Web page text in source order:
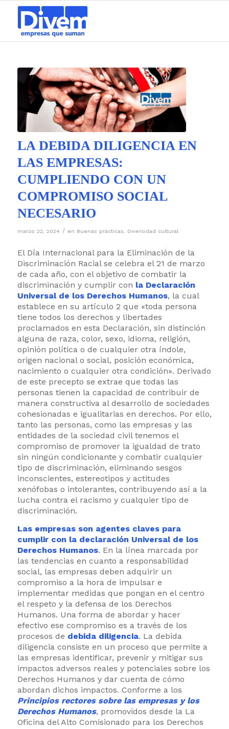
LA DEBIDA DILIGENCIA EN
LAS EMPRESAS:
CUMPLIENDO CON UN
COMPROMISO SOCIAL
NECESARIO
marzo 22, 2024 / en Buenas prácticas, Diversidad cultural
El Día Internacional para la Eliminación de la
Discriminación Racial se celebra el 21 de marzo
de cada año, con el objetivo de combatir la
discriminación y cumplir con la Declaración
Universal de los Derechos Humanos, la cual
establece en su artículo 2 que «toda persona
tiene todos los derechos y libertades
proclamados en esta Declaración, sin distinción
alguna de raza, color, sexo, idioma, religión,
opinión política o de cualquier otra índole,
origen nacional o social, posición económica,
nacimiento o cualquier otra condición». Derivado
de este precepto se extrae que todas las
personas tienen la capacidad de contribuir de
manera constructiva al desarrollo de sociedades
cohesionadas e igualitarias en derechos. Por ello,
tanto las personas, como las empresas y las
entidades de la sociedad civil tenemos el
compromiso de promover la igualdad de trato
sin ningún condicionante y combatir cualquier
tipo de discriminación, eliminando sesgos
inconscientes, estereotipos y actitudes
xenófobas o intolerantes, contribuyendo así a la
lucha contra el racismo y cualquier tipo de
discriminación.
Las empresas son agentes claves para
cumplir con la declaración Universal de los
Derechos Humanos. En la línea marcada por
las tendencias en cuanto a responsabilidad
social, las empresas deben adquirir un
compromiso a la hora de impulsar e
implementar medidas que pongan en el centro
el respeto y la defensa de los Derechos
Humanos. Una forma de abordar y hacer
efectivo ese compromiso es a través de los
procesos de debida diligencia. La debida
diligencia consiste en un proceso que permite a
las empresas identificar, prevenir y mitigar sus
impactos adversos reales y potenciales sobre los
Derechos Humanos y dar cuenta de cómo
abordan dichos impactos. Conforme a los
Principios rectores sobre las empresas y los
Derechos Humanos, promovidos desde la La
Oficina del Alto Comisionado para los Derechos